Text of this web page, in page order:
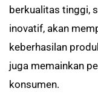
berkualitas tinggi,
inovatif, akan
keberhasilan
juga memainkan
konsumen.